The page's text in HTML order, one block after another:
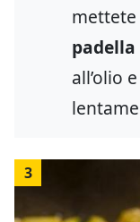
padella
all’olio
3